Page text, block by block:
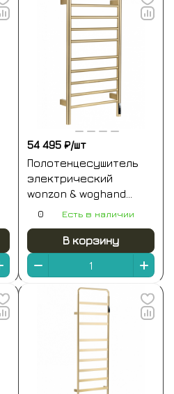
54 495 ₽/шт
Полотенцесушитель
электрический
wonzon & woghand
bonn, брашированное
0 Есть в наличии
В корзину